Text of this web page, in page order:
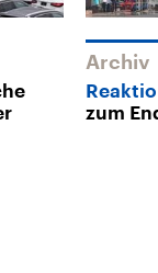
Archiv
zum